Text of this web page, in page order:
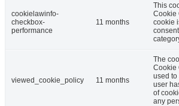
cookielawinfo-
checkbox-
performance
11 months
This
Cookie
cookie
viewed_cookie_policy 11 months
The
Cookie
used to
user
of
any